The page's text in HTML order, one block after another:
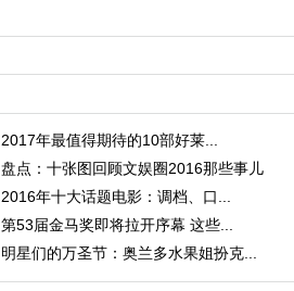
2017年最值得期待的10部好莱...
盘点：十张图回顾文娱圈2016那些事儿
2016年十大话题电影：调档、口...
第53届金马奖即将拉开序幕 这些...
明星们的万圣节：奥兰多水果姐扮克...